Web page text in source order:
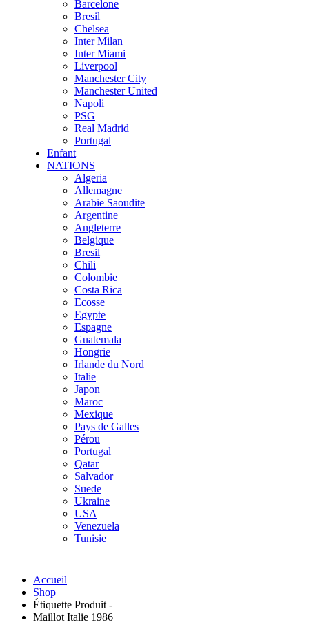
Barcelone
Bresil
Chelsea
Inter Milan
Inter Miami
Liverpool
Manchester City
Manchester United
Napoli
PSG
Real Madrid
Portugal
Enfant
NATIONS
Algeria
Allemagne
Arabie Saoudite
Argentine
Angleterre
Belgique
Bresil
Chili
Colombie
Costa Rica
Ecosse
Egypte
Espagne
Guatemala
Hongrie
Irlande du Nord
Italie
Japon
Maroc
Mexique
Pays de Galles
Pérou
Portugal
Qatar
Salvador
Suede
Ukraine
USA
Venezuela
Tunisie
Accueil
Shop
Étiquette Produit -
Maillot Italie 1986